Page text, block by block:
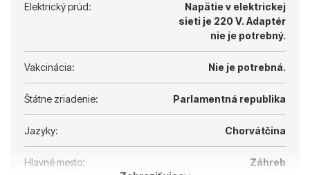
Elektrický prúd:
Napätie v elektrickej
sieti je 220 V. Adaptér
nie je potrebný.
Vakcinácia: Nie je potrebná.
Štátne zriadenie: Parlamentná republika
Jazyky: Chorvátčina
Hlavné mesto:
Záhreb